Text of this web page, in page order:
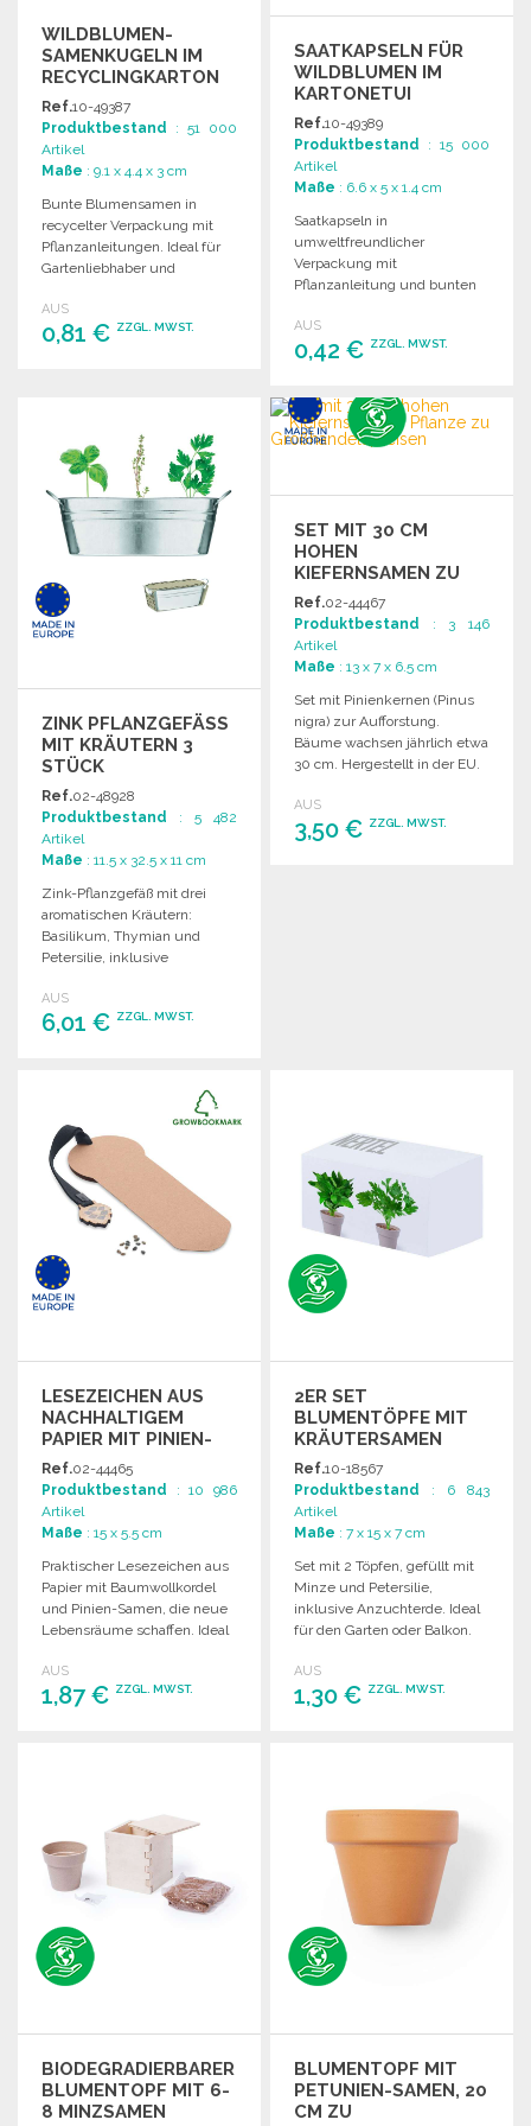
WILDBLUMEN-
SAMENKUGELN IM
RECYCLINGKARTON
ZU
GROSSHANDELSPREISEN
Ref.10-49387
Produktbestand : 51 000
Artikel
Maße : 9.1 x 4.4 x 3 cm
Bunte Blumensamen in
recycelter Verpackung mit
Pflanzanleitungen. Ideal für
Gartenliebhaber und
AUS
0,81 € ZZGL. MWST.
SAATKAPSELN FÜR
WILDBLUMEN IM
KARTONETUI
Ref.10-49389
Produktbestand : 15 000
Artikel
Maße : 6.6 x 5 x 1.4 cm
Saatkapseln in
umweltfreundlicher
Verpackung mit
Pflanzanleitung und bunten
Gartenliebhaber und
Blumenfreunde.
AUS
0,42 € ZZGL. MWST.
BESTELLEN
Angebot anfordern
ZINK PFLANZGEFÄSS M
IT KRÄUTERN 3 S
TÜCK
Ref.02-48928
Produktbestand : 5 482
Artikel
Maße : 11.5 x 32.5 x 11 cm
Zink-Pflanzgefäß mit drei
aromatischen Kräutern:
Basilikum, Thymian und
Petersilie, inklusive
Gartenliebhaber.
AUS
6,01 € ZZGL. MWST.
Angebot anfordern
SET MIT 30 CM
HOHEN
KIEFERNSAMEN ZU
GROSSHANDELSPREISEN
Ref.02-44467
Produktbestand : 3 146
Artikel
Maße : 13 x 7 x 6.5 cm
Set mit Pinienkernen (Pinus
nigra) zur Aufforstung.
Bäume wachsen jährlich etwa
30 cm. Hergestellt in der EU.
AUS
3,50 € ZZGL. MWST.
LESEZEICHEN AUS
NACHHALTIGEM
PAPIER MIT PINIEN-
SAMEN
Ref.02-44465
Produktbestand : 10 986
Artikel
Maße : 15 x 5.5 cm
Praktischer Lesezeichen aus
Papier mit Baumwollkordel
und Pinien-Samen, die neue
Lebensräume schaffen. Ideal
AUS
1,87 € ZZGL. MWST.
2ER SET
BLUMENTÖPFE MIT
KRÄUTERSAMEN
Ref.10-18567
Produktbestand : 6 843
Artikel
Maße : 7 x 15 x 7 cm
Set mit 2 Töpfen, gefüllt mit
Minze und Petersilie,
inklusive Anzuchterde. Ideal
für den Garten oder Balkon.
AUS
1,30 € ZZGL. MWST.
BIODEGRADIERBARER
BLUMENTOPF MIT 6-
8 MINZSAMEN
BLUMENTOPF MIT
PETUNIEN-SAMEN, 20
CM ZU